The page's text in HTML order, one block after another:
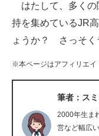
経営リーダーのコミ
マーケ×ITの今がよく
ITエンジニア向け専
企業向けIT製品の総
はたして、多くの
持を集めているJR
ょうか？ さっそく
※本ページはアフィリエイ
筆者：スミ
2000年生ま
営など幅広